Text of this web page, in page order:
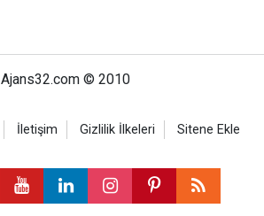
Ajans32.com © 2010
İletişim Gizlilik İlkeleri Sitene Ekle